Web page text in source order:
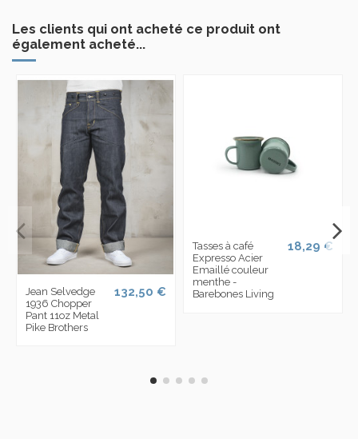
Les clients qui ont acheté ce produit ont
également acheté...
Jean Selvedge
1936 Chopper
Pant 11oz Metal
Pike Brothers
132,50 €
Tasses à café
Expresso Acier
Emaillé couleur
menthe -
Barebones Living
18,29 €